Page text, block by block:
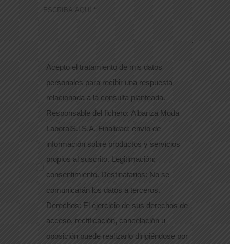
Acepto el tratamiento de mis datos
personales para recibir una respuesta
relacionada a la consulta planteada.
Responsable del fichero: Albariza Moda
LaboralS.l S.A. Finalidad: envío de
información sobre productos y servicios
propios al suscrito. Legitimación:
consentimiento. Destinatarios: No se
comunicarán los datos a terceros.
Derechos: El ejercicio de sus derechos de
acceso, rectificación, cancelación u
oposición puede realizarlo dirigiéndose por